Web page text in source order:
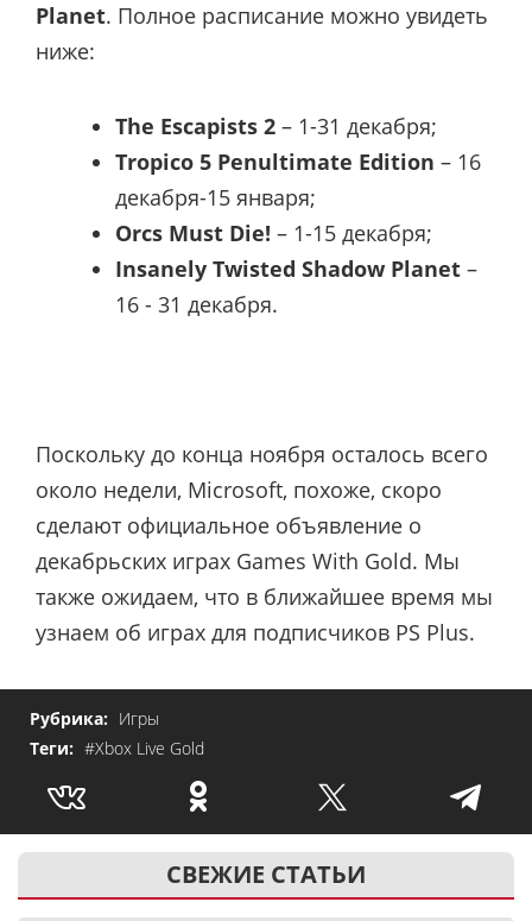
Planet. Полное расписание можно увидеть
ниже:
The Escapists 2 – 1-31 декабря;
Tropico 5 Penultimate Edition – 16
декабря-15 января;
Orcs Must Die! – 1-15 декабря;
Insanely Twisted Shadow Planet –
16 - 31 декабря.
Поскольку до конца ноября осталось всего
около недели, Microsoft, похоже, скоро
сделают официальное объявление о
декабрьских играх Games With Gold. Мы
также ожидаем, что в ближайшее время мы
узнаем об играх для подписчиков PS Plus.
Рубрика: Игры
Теги: #Xbox Live Gold
СВЕЖИЕ СТАТЬИ